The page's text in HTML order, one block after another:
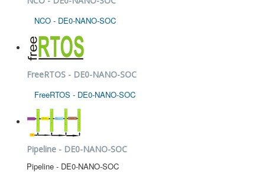
NCO - DE0-NANO-SOC
FreeRTOS - DE0-NANO-SOC
FreeRTOS - DE0-NANO-SOC
Pipeline - DE0-NANO-SOC
Pipeline - DE0-NANO-SOC